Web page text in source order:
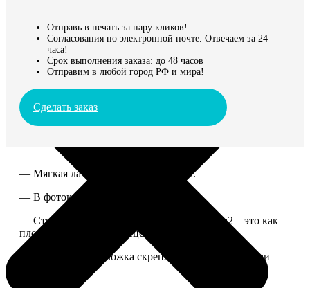
Отправь в печать за пару кликов!
Согласования по электронной почте. Отвечаем за 24
часа!
Срок выполнения заказа: до 48 часов
Отправим в любой город РФ и мира!
Сделать заказ
— Мягкая ламинированная обложка.
— В фотокниге от 60 до 300 страниц.
— Страницы из бумаги плотностью 170 г/м2 – это как
плотные страницы глянцевого журнала.
— Страницы и обложка скреплены металлическими